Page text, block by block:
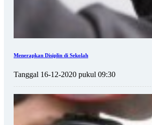
Menerapkan Disiplin di Sekolah
Tanggal 16-12-2020 pukul 09:30